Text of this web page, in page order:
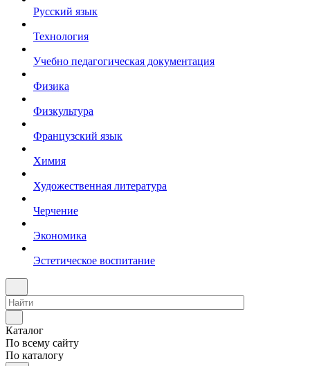
Русский язык
Технология
Учебно педагогическая документация
Физика
Физкультура
Французский язык
Химия
Художественная литература
Черчение
Экономика
Эстетическое воспитание
Каталог
По всему сайту
По каталогу